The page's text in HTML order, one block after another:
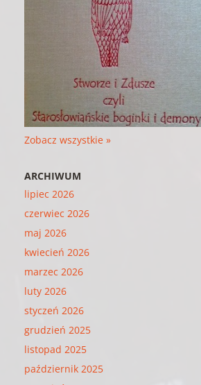
Zobacz wszystkie »
ARCHIWUM
lipiec 2026
czerwiec 2026
maj 2026
kwiecień 2026
marzec 2026
luty 2026
styczeń 2026
grudzień 2025
listopad 2025
październik 2025